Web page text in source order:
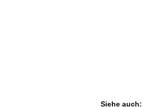
Siehe auch: